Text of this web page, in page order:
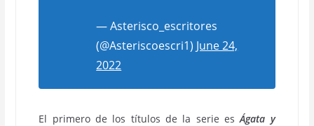
— Asterisco_escritores
(@Asteriscoescri1) June 24,
2022
El primero de los títulos de la serie esÁgata y